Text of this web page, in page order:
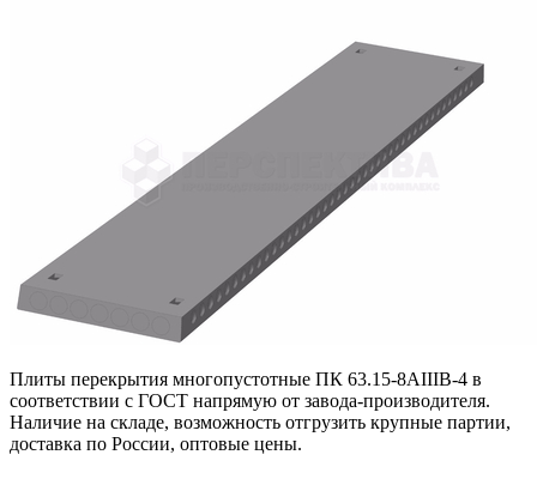
Плиты перекрытия многопустотные ПК 63.15-8АIIIВ-4 в
соответствии с ГОСТ напрямую от завода-производителя.
Наличие на складе, возможность отгрузить крупные партии,
доставка по России, оптовые цены.